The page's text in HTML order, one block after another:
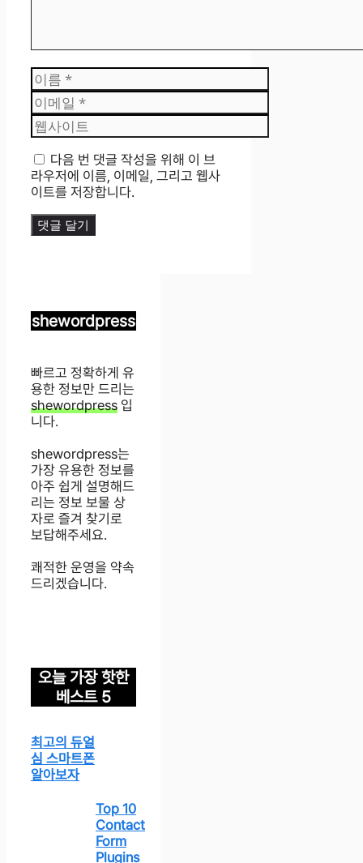
이
름
이
메
일
웹
사
이
트
다음 번 댓글 작성을 위해 이 브
라우저에 이름, 이메일, 그리고 웹사
이트를 저장합니다.
shewordpress
빠르고 정확하게 유
용한 정보만 드리는
shewordpress 입
니다.
shewordpress는
가장 유용한 정보를
아주 쉽게 설명해드
리는 정보 보물 상
자로 즐겨 찾기로
보답해주세요.
쾌적한 운영을 약속
드리겠습니다.
오늘 가장 핫한
베스트 5
최고의 듀얼
심 스마트폰
알아보자
Top 10
Contact
Form
Plugins